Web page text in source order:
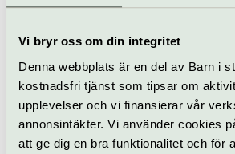
Vi bryr oss om din integritet
Denna webbplats är en del av Barn i
kostnadsfri tjänst som tipsar om
upplevelser och vi finansierar vår
annonsintäkter. Vi använder cookies
att ge dig en bra funktionalitet och för
Klassiskt Konsert
Dantes
Berwaldhallen
Upptäck